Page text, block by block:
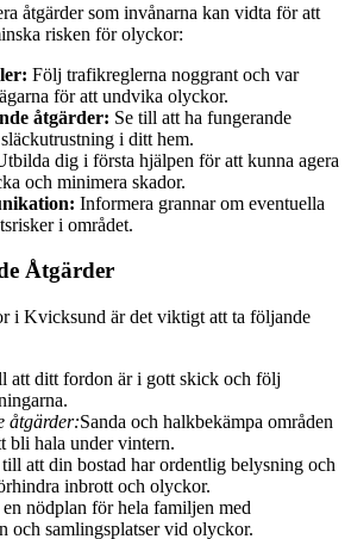
åtgärder som invånarna kan vidta för att
risken för olyckor:
Följ trafikreglerna noggrant och var
för att undvika olyckor.
åtgärder: Se till att ha fungerande
i ditt hem.
dig i första hjälpen för att kunna agera
och minimera skador.
Informera grannar om eventuella
i området.
Åtgärder
i Kvicksund är det viktigt att ta följande
att ditt fordon är i gott skick och följ
åtgärder:Sanda och halkbekämpa områden
bli hala under vintern.
till att din bostad har ordentlig belysning och
inbrott och olyckor.
en nödplan för hela familjen med
och samlingsplatser vid olyckor.